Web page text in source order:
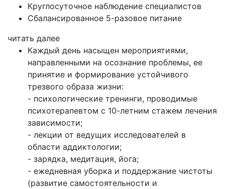
Круглосуточное наблюдение специалистов
Сбалансированное 5-разовое питание
читать далее
Каждый день насыщен мероприятиями,
направленными на осознание проблемы, ее
принятие и формирование устойчивого
трезвого образа жизни:
- психологические тренинги, проводимые
психотерапевтом с 10-летним стажем лечения
зависимости;
- лекции от ведущих исследователей в
области аддиктологии;
- зарядка, медитация, йога;
- ежедневная уборка и поддержание чистоты
(развитие самостоятельности и